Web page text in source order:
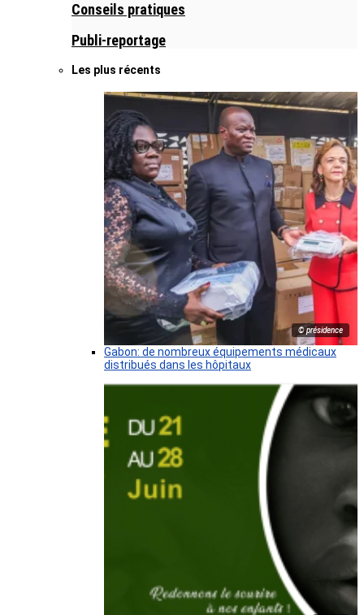
Conseils pratiques
Publi-reportage
Les plus récents
© présidence
Gabon: de nombreux équipements médicaux
distribués dans les hôpitaux